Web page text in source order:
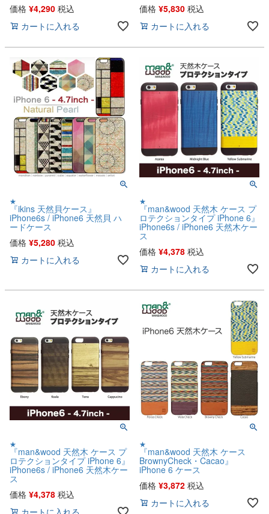
価格 ¥4,290 税込
カートに入れる
価格 ¥5,830 税込
カートに入れる
★
『ikins 天然貝ケース』
iPhone6s / iPhone6 天然貝 ハ
ードケース
価格 ¥5,280 税込
カートに入れる
★
『man&wood 天然木 ケース プ
ロテクションタイプ iPhone 6』
iPhone6s / iPhone6 天然木ケー
ス
価格 ¥4,378 税込
カートに入れる
★
『man&wood 天然木 ケース プ
ロテクションタイプ iPhone 6』
iPhone6s / iPhone6 天然木ケー
ス
価格 ¥4,378 税込
★
『man&wood 天然木 ケース
BrownyCheck・Cacao』
iPhone 6 ケース
価格 ¥3,872 税込
カートに入れる